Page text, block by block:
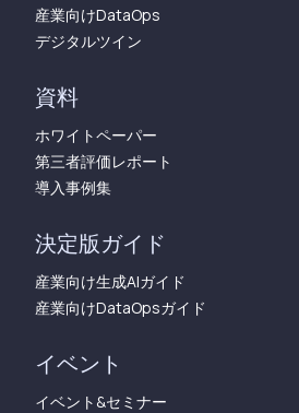
産業向けDataOps
デジタルツイン
資料
ホワイトペーパー
第三者評価レポート
導入事例集
決定版ガイド
産業向け生成AIガイド
産業向けDataOpsガイド
イベント
イベント&セミナー